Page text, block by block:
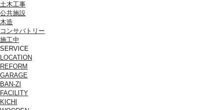
土木工事
公共施設
木造
コンサバトリー
施工中
SERVICE
LOCATION
REFORM
GARAGE
BAN-ZI
FACILITY
KICHI